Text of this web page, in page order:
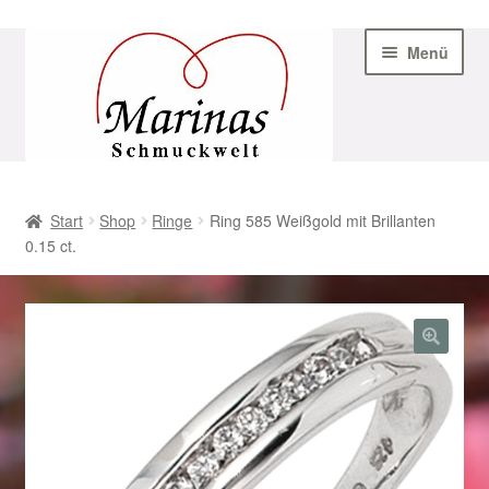
Navigation
Menü
AGB
Beispiel-Seite
Geschenke zu Ostern 2023
Geschenke zu Ostern 2024
Start Shop Ringe
Ring 585 Weißgold mit Brillanten
0.15 ct.